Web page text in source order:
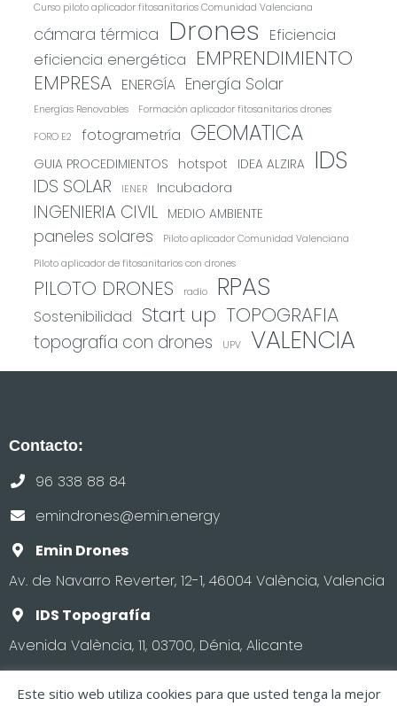
Curso piloto aplicador fitosanitarios Comunidad Valenciana
cámara térmica Drones
Eficiencia
eficiencia energética
EMPRENDIMIENTO
EMPRESA ENERGÍA Energía Solar
Energías Renovables Formación aplicador fitosanitarios drones
FORO E2 fotogrametría GEOMATICA
GUIA PROCEDIMIENTOS hotspot IDEA ALZIRA IDS
IDS SOLAR IENER Incubadora
INGENIERIA CIVIL MEDIO AMBIENTE
paneles solares
Piloto aplicador Comunidad Valenciana
Piloto aplicador de fitosanitarios con drones
PILOTO DRONES radio RPAS
Sostenibilidad Start up TOPOGRAFIA
topografía con drones UPV VALENCIA
Contacto:
96 338 88 84
emindrones@emin.energy
Emin Drones
Av. de Navarro Reverter, 12-1, 46004 València, Valencia
IDS Topografía
Avenida València, 11, 03700, Dénia, Alicante
Este sitio web utiliza cookies para que usted tenga la mejor